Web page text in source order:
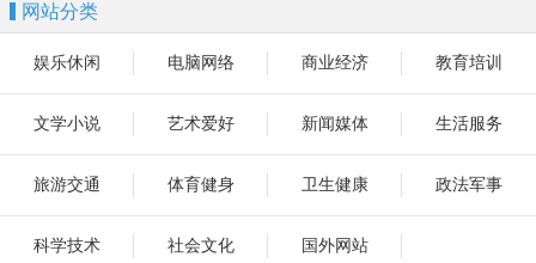
网站分类
娱乐休闲 电脑网络 商业经济 教育培训
文学小说 艺术爱好 新闻媒体 生活服务
旅游交通 体育健身 卫生健康 政法军事
科学技术 社会文化 国外网站